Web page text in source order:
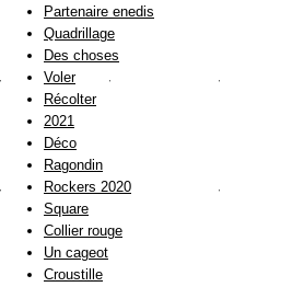
Partenaire enedis
Quadrillage
Des choses
Voler
Récolter
2021
Déco
Ragondin
Rockers 2020
Square
Collier rouge
Un cageot
Croustille